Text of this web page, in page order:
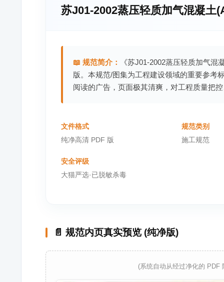
苏J01-2002蒸压轻质加气混凝土
📖 规范简介：
《苏J01-2002蒸压轻质加气
版。本规范/图集为工程建设领域的重要参考
阅读的广告，页面极其清爽，对工程质量把
文件格式
纯净高清 PDF 版
规范类别
施工规范
安全评级
大猫严选·已脱敏杀毒
📄 规范内页真实预览 (纯净版)
(系统自动从经过净化的 PDF